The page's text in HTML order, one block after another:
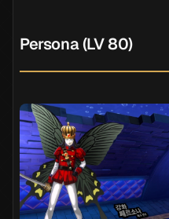
Persona (LV 80)